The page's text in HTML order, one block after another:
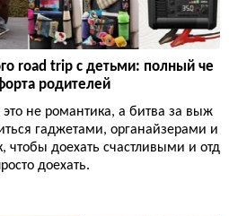
road trip с детьми: полный че
родителей
не романтика, а битва за выж
гаджетами, органайзерами и
доехать счастливыми и отд
доехать.